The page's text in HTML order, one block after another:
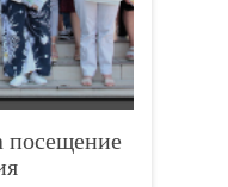
посещение